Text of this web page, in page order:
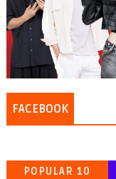
FACEBOOK
POPULAR 10